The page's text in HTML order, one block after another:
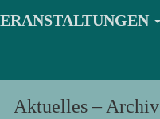
Aktuelles – Archiv